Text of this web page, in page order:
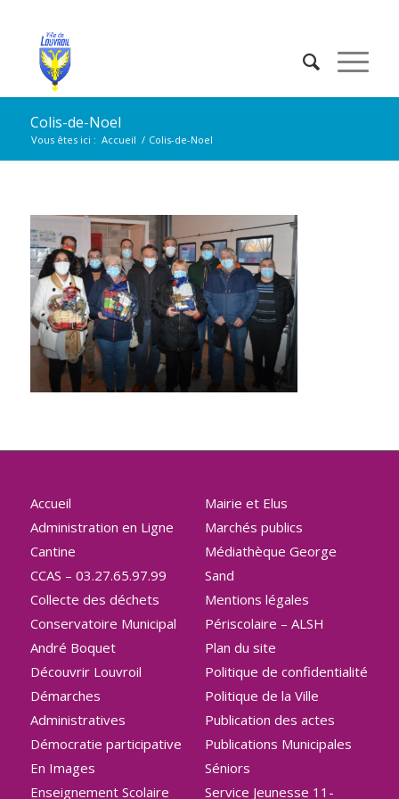
Colis-de-Noel
Vous êtes ici : Accueil / Colis-de-Noel
Accueil
Administration en Ligne
Cantine
CCAS – 03.27.65.97.99
Collecte des déchets
Conservatoire Municipal
André Boquet
Découvrir Louvroil
Démarches
Administratives
Démocratie participative
En Images
Enseignement Scolaire
Mairie et Elus
Marchés publics
Médiathèque George
Sand
Mentions légales
Périscolaire – ALSH
Plan du site
Politique de confidentialité
Politique de la Ville
Publication des actes
Publications Municipales
Séniors
Service Jeunesse 11-